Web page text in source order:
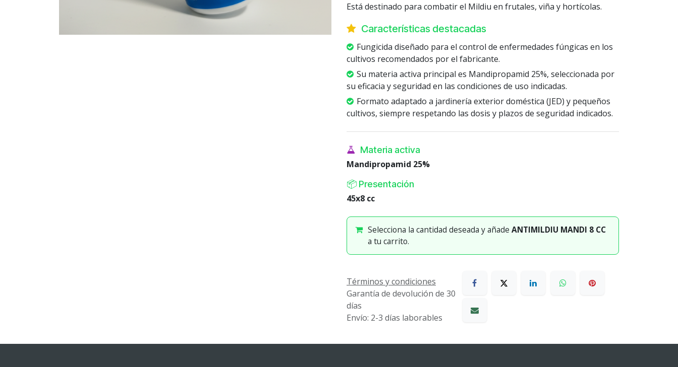
Está destinado para combatir el Mildiu en frutales, viña y hortícolas.
Características destacadas
Fungicida diseñado para el control de enfermedades fúngicas en los
cultivos recomendados por el fabricante.
Su materia activa principal es Mandipropamid 25%, seleccionada por
su eficacia y seguridad en las condiciones de uso indicadas.
Formato adaptado a jardinería exterior doméstica (JED) y pequeños
cultivos, siempre respetando las dosis y plazos de seguridad indicados.
Materia activa
Mandipropamid 25%
📦 Presentación
45x8 cc
Selecciona la cantidad deseada y añade ANTIMILDIU MANDI 8 CC
a tu carrito.
Términos y condiciones
Garantía de devolución de 30
días
Envío: 2-3 días laborables